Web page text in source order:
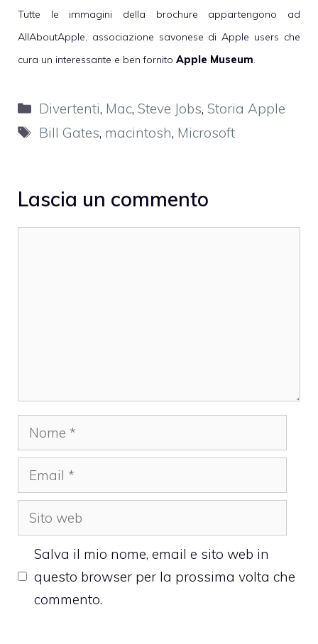
Tutte le immagini della brochure appartengono ad
AllAboutApple, associazione savonese di Apple users che
cura un interessante e ben fornito Apple Museum.
Categorie
Divertenti, Mac,Steve Jobs,Storia Apple
Tag
Bill Gates, macintosh, Microsoft
Lascia un commento
Nome
Email
Sito
web
Salva il mio nome, email e sito web in
questo browser per la prossima volta che
commento.